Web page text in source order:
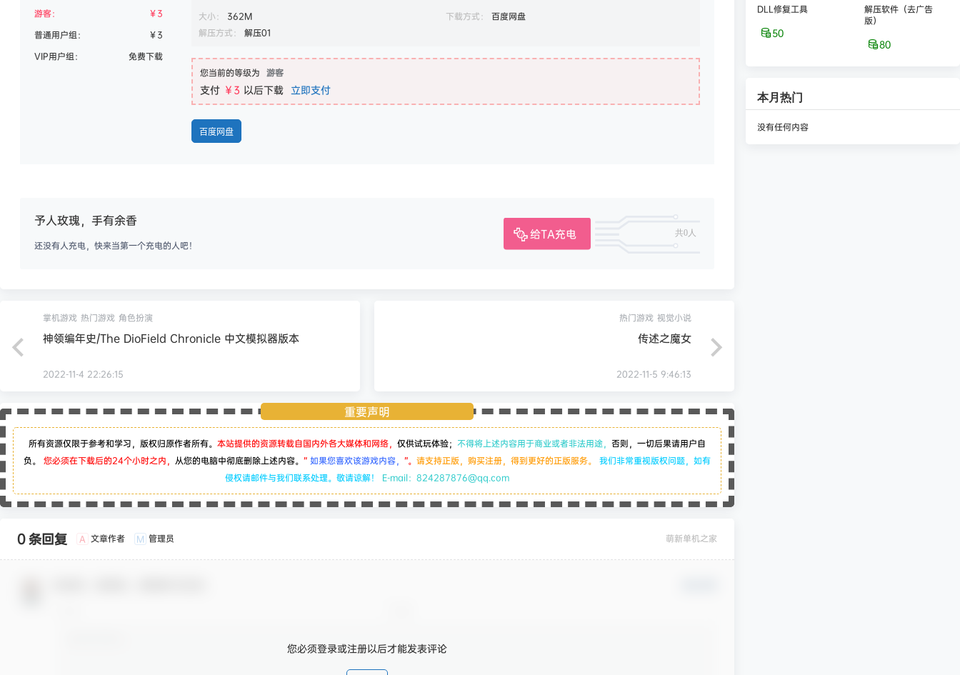
游客：
￥3
普通用户组：
￥3
VIP用户组：
免费下载
大小： 362M 下载方式：
百度网盘
解压方式：
解压01
您当前的等级为 游客
支付 ￥3 以后下载 立即支付
百度网盘
予人玫瑰，手有余香
给TA充电 共0人
还没有人充电，快来当第一个充电的人吧！
掌机游戏 热门游戏 角色扮演
神领编年史/The DioField Chronicle 中文模拟器版本
2022-11-4 22:26:15
热门游戏 视觉小说
传述之魔女
2022-11-5 9:46:13
重要声明
所有资源仅限于参考和学习，版权归原作者所有。 本站提供的资源转载自国内外各大媒体和网络， 仅供试玩体验； 不得将上述内容用于商业或者非法用途， 否则，一切后果请用户自
负。
您必须在下载后的24个小时之内， 从您的电脑中彻底删除上述内容。 “ 如果您喜欢该游戏内容， ”。 请支持正版，购买注册，得到更好的正版服务。 我们非常重视版权问题，如有
侵权请邮件与我们联系处理。敬请谅解！ E-mail：824287876@qq.com
0 条回复 A 文章作者 M 管理员 萌新单机之家
您必须登录或注册以后才能发表评论
DLL修复工具
50
解压软件（去广告
版）
80
本月热门
没有任何内容